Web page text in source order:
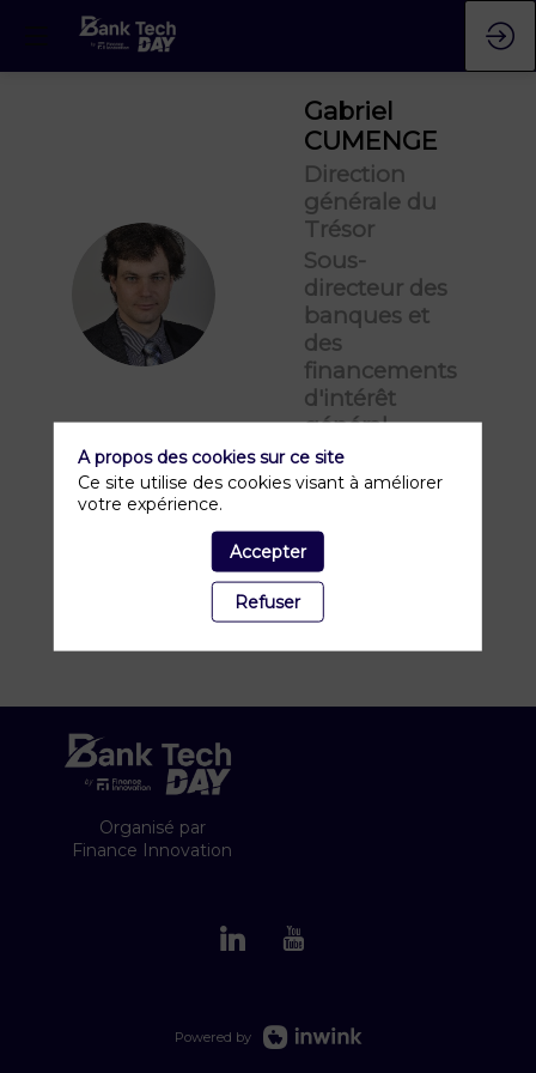
GC
Gabriel
CUMENGE
Direction
générale du
Trésor
Sous-
directeur des
banques et
des
financements
d'intérêt
général
Organisé par
Finance Innovation
Powered by
A propos des cookies sur ce site
Ce site utilise des cookies visant à améliorer
votre expérience.
Accepter
Refuser